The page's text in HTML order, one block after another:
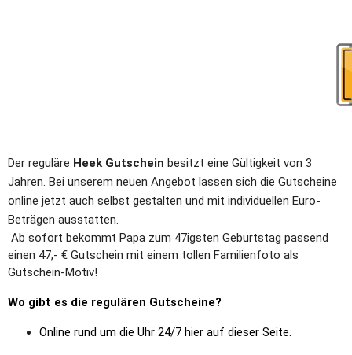
Der reguläre Heek Gutschein besitzt eine Gültigkeit von 3
Jahren. Bei unserem neuen Angebot lassen sich die Gutscheine
online jetzt auch selbst gestalten und mit individuellen Euro-
Beträgen ausstatten.
Ab sofort bekommt Papa zum 47igsten Geburtstag passend
einen 47,- € Gutschein mit einem tollen Familienfoto als
Gutschein-Motiv!
Wo gibt es die regulären Gutscheine?
Online rund um die Uhr 24/7 hier auf dieser Seite.